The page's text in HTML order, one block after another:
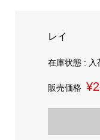
レイ
在庫状態 : 入
販売価格